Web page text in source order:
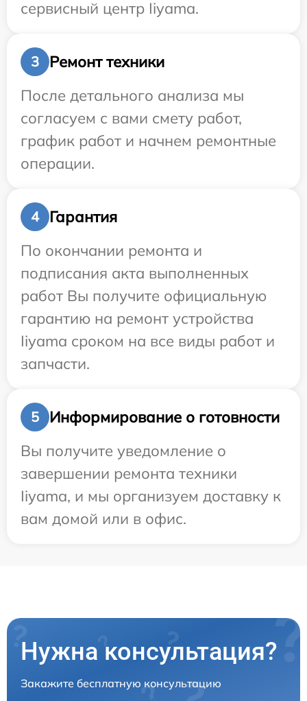
сервисный центр Iiyama.
3
Ремонт техники
После детального анализа мы
согласуем с вами смету работ,
график работ и начнем ремонтные
операции.
4
Гарантия
По окончании ремонта и
подписания акта выполненных
работ Вы получите официальную
гарантию на ремонт устройства
Iiyama сроком на все виды работ и
запчасти.
5
Информирование о готовности
Вы получите уведомление о
завершении ремонта техники
Iiyama, и мы организуем доставку к
вам домой или в офис.
Нужна консультация?
Закажите бесплатную консультацию